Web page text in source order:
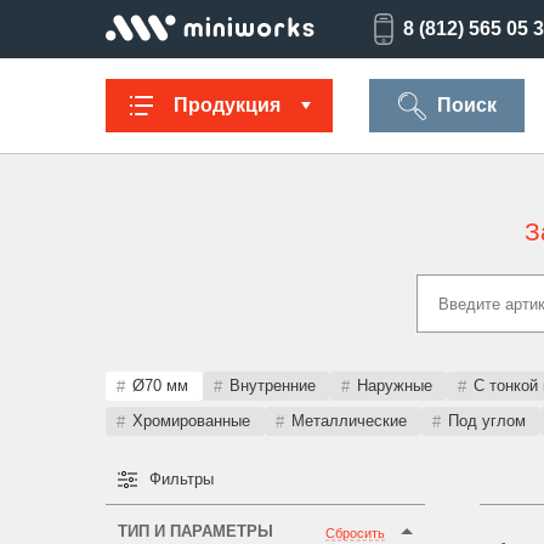
8 (812) 565 05
Продукция Поиск
Опоры
фурнитура
Колпачки на
Ø70 мм Внутренние Наружные С тонкой
Хромированные
Металлические Под углом
Фильтры
ТИП И ПАРАМЕТРЫ Сбросить